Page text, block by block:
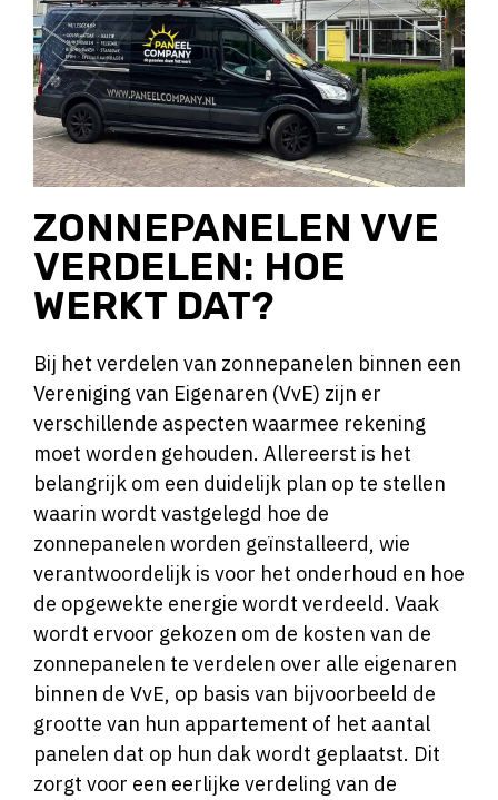
ZONNEPANELEN VVE
VERDELEN: HOE
WERKT DAT?
Bij het verdelen van zonnepanelen binnen een
Vereniging van Eigenaren (VvE) zijn er
verschillende aspecten waarmee rekening
moet worden gehouden. Allereerst is het
belangrijk om een duidelijk plan op te stellen
waarin wordt vastgelegd hoe de
zonnepanelen worden geïnstalleerd, wie
verantwoordelijk is voor het onderhoud en hoe
de opgewekte energie wordt verdeeld. Vaak
wordt ervoor gekozen om de kosten van de
zonnepanelen te verdelen over alle eigenaren
binnen de VvE, op basis van bijvoorbeeld de
grootte van hun appartement of het aantal
panelen dat op hun dak wordt geplaatst. Dit
zorgt voor een eerlijke verdeling van de